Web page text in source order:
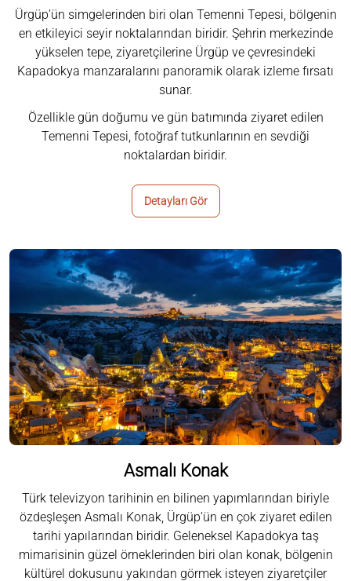
Ürgüp’ün simgelerinden biri olan Temenni Tepesi, bölgenin
en etkileyici seyir noktalarından biridir. Şehrin merkezinde
yükselen tepe, ziyaretçilerine Ürgüp ve çevresindeki
Kapadokya manzaralarını panoramik olarak izleme fırsatı
sunar.
Özellikle gün doğumu ve gün batımında ziyaret edilen
Temenni Tepesi, fotoğraf tutkunlarının en sevdiği
noktalardan biridir.
Detayları Gör
Asmalı Konak
Türk televizyon tarihinin en bilinen yapımlarından biriyle
özdeşleşen Asmalı Konak, Ürgüp’ün en çok ziyaret edilen
tarihi yapılarından biridir. Geleneksel Kapadokya taş
mimarisinin güzel örneklerinden biri olan konak, bölgenin
kültürel dokusunu yakından görmek isteyen ziyaretçiler